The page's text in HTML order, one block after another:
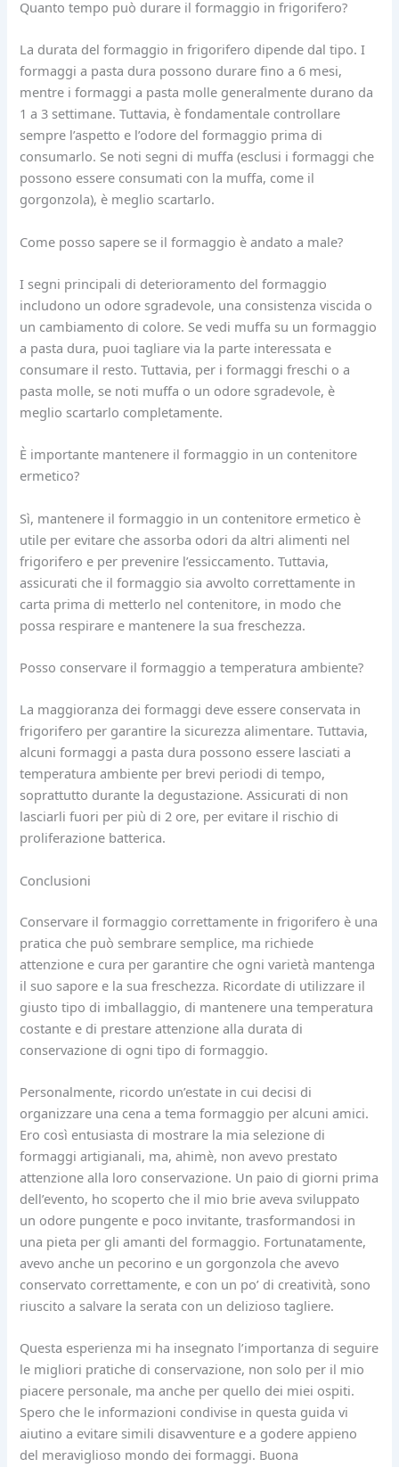
Quanto tempo può durare il formaggio in frigorifero?
La durata del formaggio in frigorifero dipende dal tipo. I
formaggi a pasta dura possono durare fino a 6 mesi,
mentre i formaggi a pasta molle generalmente durano da
1 a 3 settimane. Tuttavia, è fondamentale controllare
sempre l’aspetto e l’odore del formaggio prima di
consumarlo. Se noti segni di muffa (esclusi i formaggi che
possono essere consumati con la muffa, come il
gorgonzola), è meglio scartarlo.
Come posso sapere se il formaggio è andato a male?
I segni principali di deterioramento del formaggio
includono un odore sgradevole, una consistenza viscida o
un cambiamento di colore. Se vedi muffa su un formaggio
a pasta dura, puoi tagliare via la parte interessata e
consumare il resto. Tuttavia, per i formaggi freschi o a
pasta molle, se noti muffa o un odore sgradevole, è
meglio scartarlo completamente.
È importante mantenere il formaggio in un contenitore
ermetico?
Sì, mantenere il formaggio in un contenitore ermetico è
utile per evitare che assorba odori da altri alimenti nel
frigorifero e per prevenire l’essiccamento. Tuttavia,
assicurati che il formaggio sia avvolto correttamente in
carta prima di metterlo nel contenitore, in modo che
possa respirare e mantenere la sua freschezza.
Posso conservare il formaggio a temperatura ambiente?
La maggioranza dei formaggi deve essere conservata in
frigorifero per garantire la sicurezza alimentare. Tuttavia,
alcuni formaggi a pasta dura possono essere lasciati a
temperatura ambiente per brevi periodi di tempo,
soprattutto durante la degustazione. Assicurati di non
lasciarli fuori per più di 2 ore, per evitare il rischio di
proliferazione batterica.
Conclusioni
Conservare il formaggio correttamente in frigorifero è una
pratica che può sembrare semplice, ma richiede
attenzione e cura per garantire che ogni varietà mantenga
il suo sapore e la sua freschezza. Ricordate di utilizzare il
giusto tipo di imballaggio, di mantenere una temperatura
costante e di prestare attenzione alla durata di
conservazione di ogni tipo di formaggio.
Personalmente, ricordo un’estate in cui decisi di
organizzare una cena a tema formaggio per alcuni amici.
Ero così entusiasta di mostrare la mia selezione di
formaggi artigianali, ma, ahimè, non avevo prestato
attenzione alla loro conservazione. Un paio di giorni prima
dell’evento, ho scoperto che il mio brie aveva sviluppato
un odore pungente e poco invitante, trasformandosi in
una pieta per gli amanti del formaggio. Fortunatamente,
avevo anche un pecorino e un gorgonzola che avevo
conservato correttamente, e con un po’ di creatività, sono
riuscito a salvare la serata con un delizioso tagliere.
Questa esperienza mi ha insegnato l’importanza di seguire
le migliori pratiche di conservazione, non solo per il mio
piacere personale, ma anche per quello dei miei ospiti.
Spero che le informazioni condivise in questa guida vi
aiutino a evitare simili disavventure e a godere appieno
del meraviglioso mondo dei formaggi. Buona